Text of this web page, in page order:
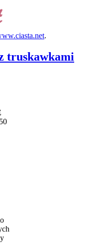
.
truskawkami